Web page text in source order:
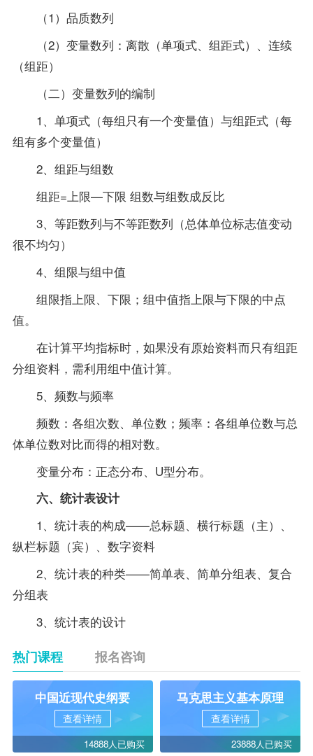
（1）品质数列
（2）变量数列：离散（单项式、组距式）、连续
（组距）
（二）变量数列的编制
1、单项式（每组只有一个变量值）与组距式（每
组有多个变量值）
2、组距与组数
组距=上限—下限 组数与组数成反比
3、等距数列与不等距数列（总体单位标志值变动
很不均匀）
4、组限与组中值
组限指上限、下限；组中值指上限与下限的中点
值。
在计算平均指标时，如果没有原始资料而只有组距
分组资料，需利用组中值计算。
5、频数与频率
频数：各组次数、单位数；频率：各组单位数与总
体单位数对比而得的相对数。
变量分布：正态分布、U型分布。
六、统计表设计
1、统计表的构成——总标题、横行标题（主）、
纵栏标题（宾）、数字资料
2、统计表的种类——简单表、简单分组表、复合
分组表
3、统计表的设计
热门课程 报名咨询
中国近现代史纲要
查看详情
14888人已购买
马克思主义基本原理
查看详情
23888人已购买